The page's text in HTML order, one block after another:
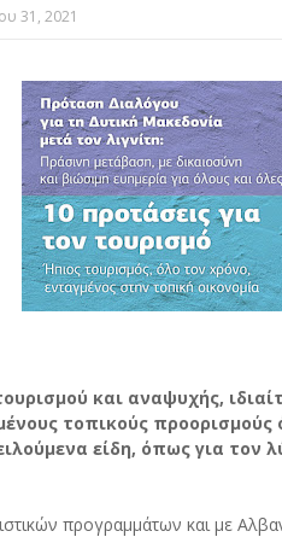
31, 2021
και αναψυχής,
τοπικούς
είδη, όπως για τον
προγραμμάτων και με